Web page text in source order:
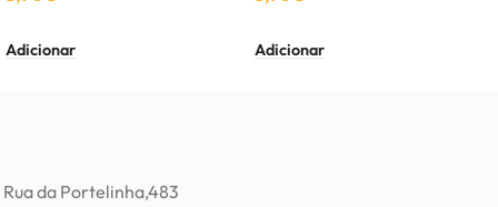
Adicionar Adicionar
Rua da Portelinha,483